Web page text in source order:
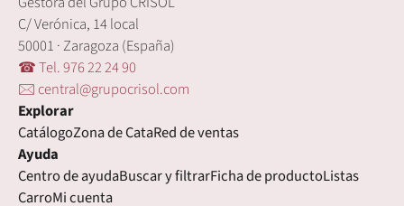
C/ Verónica, 14 local
50001 · Zaragoza (España)
☎ Tel. 976 22 24 90
🖂 central@grupocrisol.com
Explorar
CatálogoZona de CataRed de ventas
Ayuda
Centro de ayudaBuscar y filtrarFicha de productoListas
CarroMi cuenta